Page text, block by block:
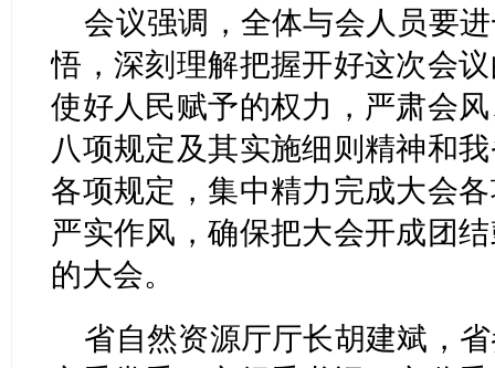
会议强调，全体与会人员要
悟，深刻理解把握开好这次会
使好人民赋予的权力，严肃会
八项规定及其实施细则精神和
各项规定，集中精力完成大会
严实作风，确保把大会开成团
的大会。
省自然资源厅厅长胡建斌，